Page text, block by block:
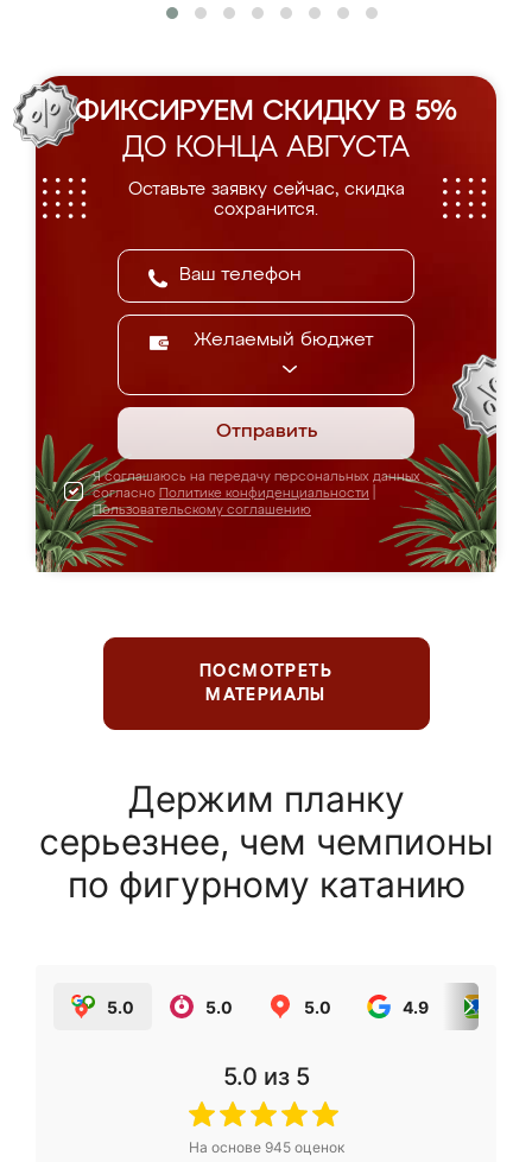
ФИКСИРУЕМ СКИДКУ В 5%
ДО КОНЦА АВГУСТА
Оставьте заявку сейчас, скидка
сохранится.
Желаемый бюджет
Отправить
Я соглашаюсь на передачу персональных данных
согласно Политике конфиденциальности
Пользовательскому соглашению
ПОСМОТРЕТЬ
МАТЕРИАЛЫ
Держим планку
серьезнее, чем чемпионы
по фигурному катанию
5.0 5.0 5.0 4.9
5.0 из 5
На основе 945оценок